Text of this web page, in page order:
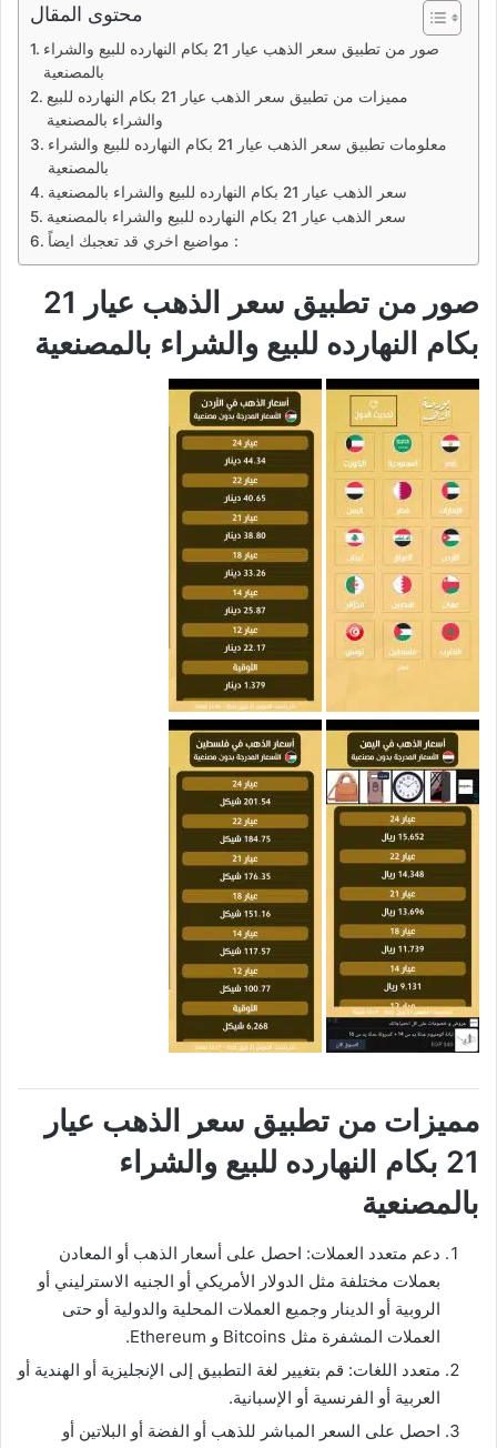
محتوى المقال
صور من تطبيق سعر الذهب عيار 21 بكام النهارده للبيع والشراء
بالمصنعية
مميزات من تطبيق سعر الذهب عيار 21 بكام النهارده للبيع
والشراء بالمصنعية
معلومات تطبيق سعر الذهب عيار 21 بكام النهارده للبيع والشراء
بالمصنعية
سعر الذهب عيار 21 بكام النهارده للبيع والشراء بالمصنعية
سعر الذهب عيار 21 بكام النهارده للبيع والشراء بالمصنعية
مواضيع اخري قد تعجبك ايضاً :
صور من تطبيق سعر الذهب عيار 21
بكام النهارده للبيع والشراء بالمصنعية
مميزات من تطبيق سعر الذهب عيار
21 بكام النهارده للبيع والشراء
بالمصنعية
دعم متعدد العملات: احصل على أسعار الذهب أو المعادن
بعملات مختلفة مثل الدولار الأمريكي أو الجنيه الاسترليني أو
الروبية أو الدينار وجميع العملات المحلية والدولية أو حتى
العملات المشفرة مثل Bitcoins و Ethereum.
متعدد اللغات: قم بتغيير لغة التطبيق إلى الإنجليزية أو الهندية أو
العربية أو الفرنسية أو الإسبانية.
احصل على السعر المباشر للذهب أو الفضة أو البلاتين أو